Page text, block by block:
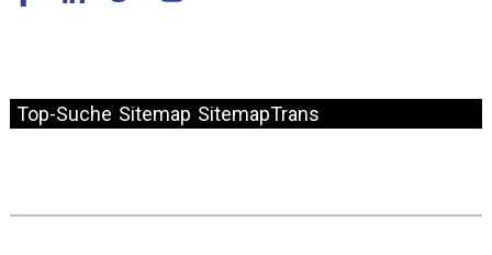
Top-Suche Sitemap SitemapTrans